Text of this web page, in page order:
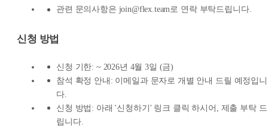
관련 문의사항은 join@flex.team로 연락 부탁드립니다.
신청 방법
신청 기한: ~ 2026년 4월 3일 (금)
참석 확정 안내: 이메일과 문자로 개별 안내 드릴 예정입니
다.
신청 방법: 아래 '신청하기' 링크 클릭 하시어, 제출 부탁 드
립니다.